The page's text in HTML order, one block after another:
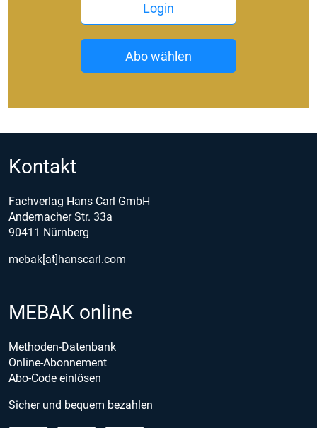
Login
Abo wählen
Kontakt
Fachverlag Hans Carl GmbH
Andernacher Str. 33a
90411 Nürnberg
mebak[at]hanscarl.com
MEBAK online
Methoden-Datenbank
Online-Abonnement
Abo-Code einlösen
Sicher und bequem bezahlen